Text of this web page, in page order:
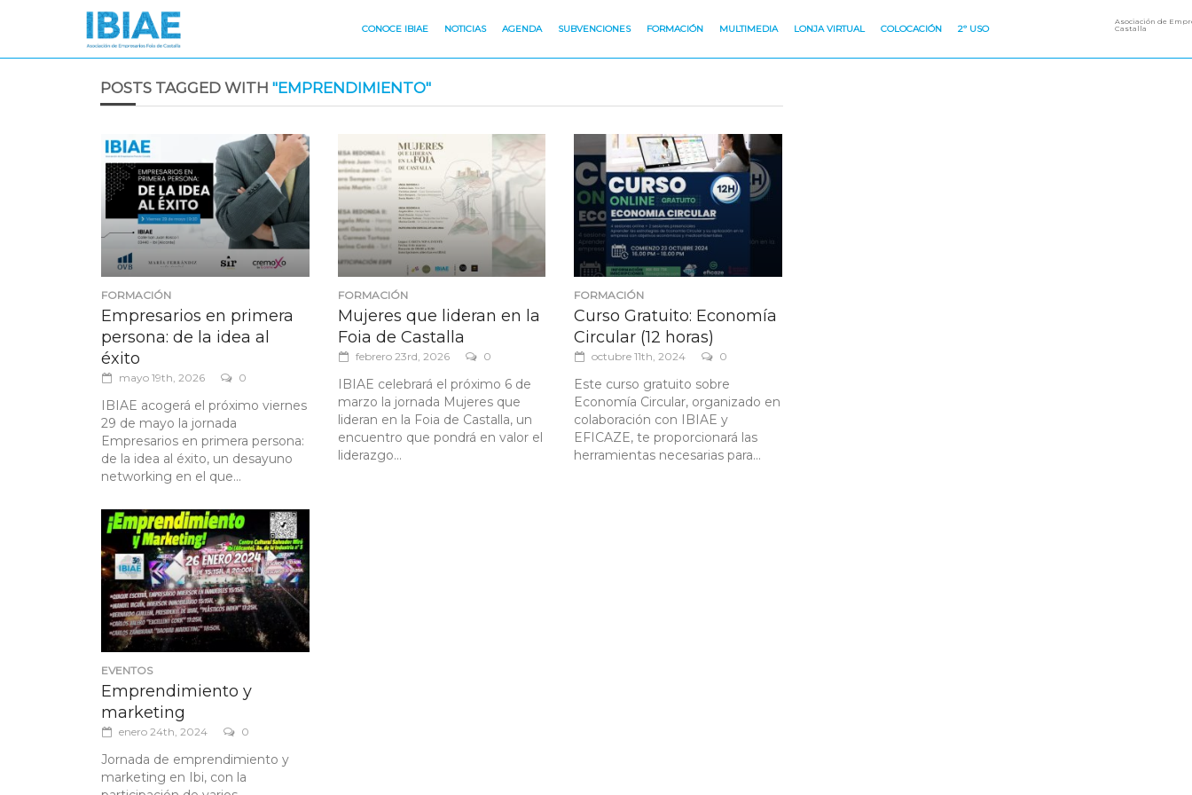
CONOCE IBIAE NOTICIAS AGENDA SUBVENCIONES FORMACIÓN MULTIMEDIA LONJA VIRTUAL COLOCACIÓN 2º USO
Asociación de
Castalla
POSTS TAGGED WITH "EMPRENDIMIENTO"
FORMACIÓN
Empresarios en primera
persona: de la idea al
éxito
mayo 19th, 2026 0
IBIAE acogerá el próximo viernes
29 de mayo la jornada
Empresarios en primera persona:
de la idea al éxito, un desayuno
networking en el que...
FORMACIÓN
Mujeres que lideran en la
Foia de Castalla
febrero 23rd, 2026 0
IBIAE celebrará el próximo 6 de
marzo la jornada Mujeres que
lideran en la Foia de Castalla, un
encuentro que pondrá en valor el
liderazgo...
FORMACIÓN
Curso Gratuito: Economía
Circular (12 horas)
octubre 11th, 2024 0
Este curso gratuito sobre
Economía Circular, organizado en
colaboración con IBIAE y
EFICAZE, te proporcionará las
herramientas necesarias para...
EVENTOS
Emprendimiento y
marketing
enero 24th, 2024 0
Jornada de emprendimiento y
marketing en Ibi, con la